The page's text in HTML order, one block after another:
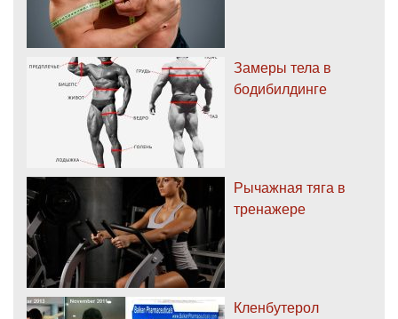
Замеры тела в
бодибилдинге
Рычажная тяга в
тренажере
Кленбутерол